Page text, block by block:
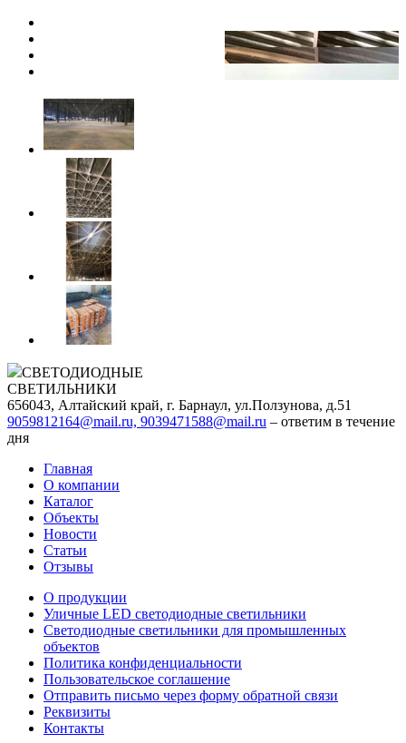
СВЕТОДИОДНЫЕ
СВЕТИЛЬНИКИ
656043, Алтайский край, г. Барнаул, ул.Ползунова, д.51
9059812164@mail.ru, 9039471588@mail.ru – ответим в течение
дня
Главная
О компании
Каталог
Объекты
Новости
Статьи
Отзывы
О продукции
Уличные LED светодиодные светильники
Светодиодные светильники для промышленных
объектов
Политика конфиденциальности
Пользовательское соглашение
Отправить письмо через форму обратной связи
Реквизиты
Контакты